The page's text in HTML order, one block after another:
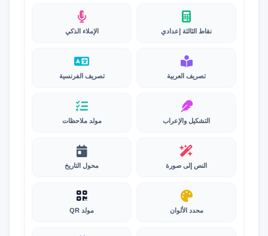
نقاط الثالثة إعدادي الإملاء الذكي
تصريف العربية تصريف الفرنسية
التشكيل والإعراب مولد ملاحظات
النص إلى صورة محول التاريخ
محدد الألوان مولد QR